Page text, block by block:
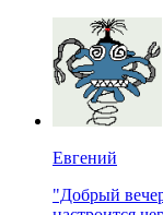
Евгений
"Добрый